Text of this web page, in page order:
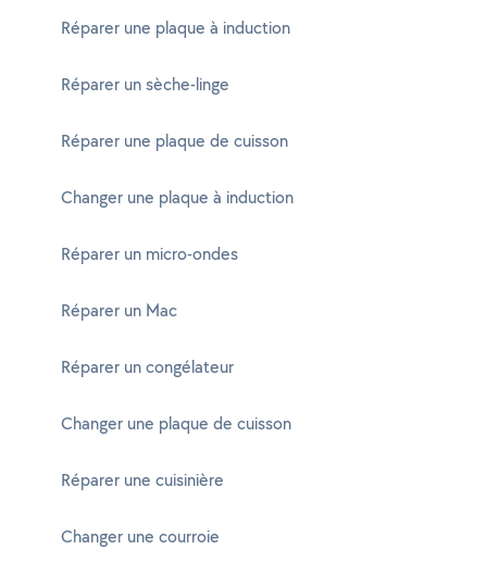
Réparer une plaque à induction
Réparer un sèche-linge
Réparer une plaque de cuisson
Changer une plaque à induction
Réparer un micro-ondes
Réparer un Mac
Réparer un congélateur
Changer une plaque de cuisson
Réparer une cuisinière
Changer une courroie